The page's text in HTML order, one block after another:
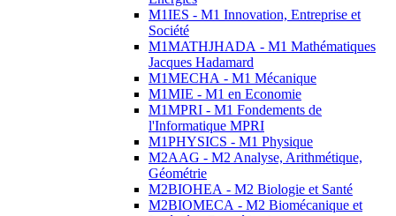
M1IES - M1 Innovation, Entreprise et
Société
M1MATHJHADA - M1 Mathématiques
Jacques Hadamard
M1MECHA - M1 Mécanique
M1MIE - M1 en Economie
M1MPRI - M1 Fondements de
l'Informatique MPRI
M1PHYSICS - M1 Physique
M2AAG - M2 Analyse, Arithmétique,
Géométrie
M2BIOHEA - M2 Biologie et Santé
M2BIOMECA - M2 Biomécanique et